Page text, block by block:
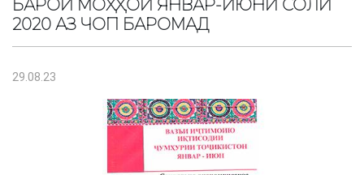
БАРОИ МОҲҲОИ ЯНВАР-ИЮНИ СОЛИ
2020 АЗ ЧОП БАРОМАД
29.08.23